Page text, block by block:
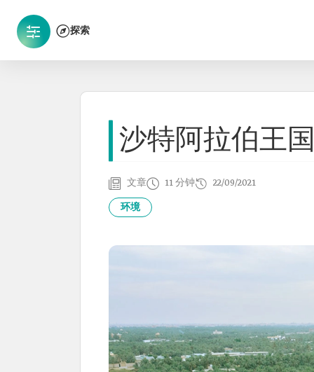
探索
沙特阿拉伯王
文章 11 分钟 22/09/2021
环境